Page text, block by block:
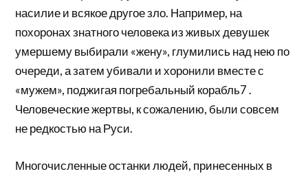
насилие и всякое другое зло. Например, на
похоронах знатного человека из живых девушек
умершему выбирали «жену», глумились над нею по
очереди, а затем убивали и хоронили вместе с
«мужем», поджигая погребальный корабль7 .
Человеческие жертвы, к сожалению, были совсем
не редкостью на Руси.
Многочисленные останки людей, принесенных в